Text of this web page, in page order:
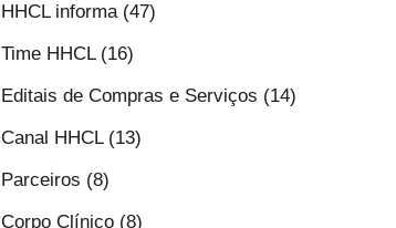
HHCL informa (47)
Time HHCL (16)
Editais de Compras e Serviços (14)
Canal HHCL (13)
Parceiros (8)
Corpo Clínico (8)